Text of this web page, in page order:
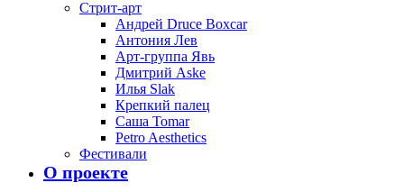
Стрит-арт
Андрей Druce Boxcar
Антония Лев
Арт-группа Явь
Дмитрий Aske
Илья Slak
Крепкий палец
Саша Tomar
Petro Aesthetics
Фестивали
О проекте